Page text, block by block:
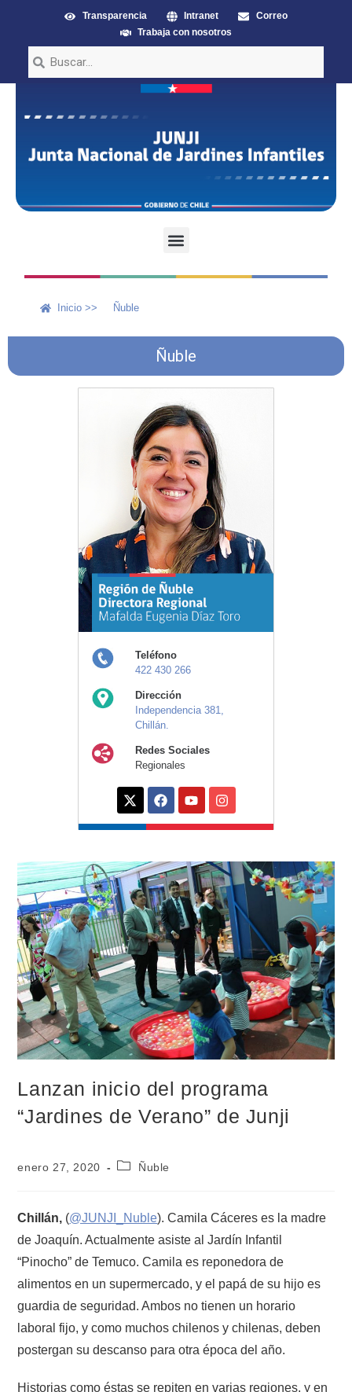
Transparencia Intranet
Correo
Trabaja con nosotros
Inicio >> Ñuble
Ñuble
Teléfono
422 430 266
Dirección
Independencia 381,
Chillán.
Redes Sociales
Regionales
Lanzan inicio del programa
“Jardines de Verano” de Junji
enero 27, 2020 Ñuble
Chillán, (@JUNJI_Nuble). Camila Cáceres es la madre
de Joaquín. Actualmente asiste al Jardín Infantil
“Pinocho” de Temuco. Camila es reponedora de
alimentos en un supermercado, y el papá de su hijo es
guardia de seguridad. Ambos no tienen un horario
laboral fijo, y como muchos chilenos y chilenas, deben
postergan su descanso para otra época del año.
Historias como éstas se repiten en varias regiones, y en